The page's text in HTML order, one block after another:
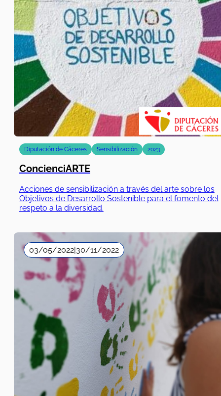
Diputación de Cáceres Sensibilización 2023
ConcienciARTE
Acciones de sensibilización a través del arte sobre los
Objetivos de Desarrollo Sostenible para el fomento del
respeto a la diversidad.
03/05/2022|30/11/2022